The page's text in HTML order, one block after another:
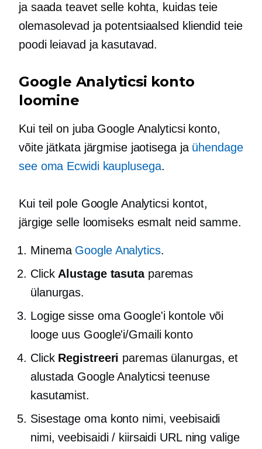
ja saada teavet selle kohta, kuidas teie
olemasolevad ja potentsiaalsed kliendid teie
poodi leiavad ja kasutavad.
Google Analyticsi konto
loomine
Kui teil on juba Google Analyticsi konto,
võite jätkata järgmise jaotisega ja ühendage
see oma Ecwidi kauplusega.
Kui teil pole Google Analyticsi kontot,
järgige selle loomiseks esmalt neid samme.
Minema Google Analytics.
Click Alustage tasutaparemas
ülanurgas.
Logige sisse oma Google'i kontole või
looge uus Google'i/Gmaili konto
Click Registreeri paremas ülanurgas, et
alustada Google Analyticsi teenuse
kasutamist.
Sisestage oma konto nimi, veebisaidi
nimi, veebisaidi / kiirsaidi URL ning valige